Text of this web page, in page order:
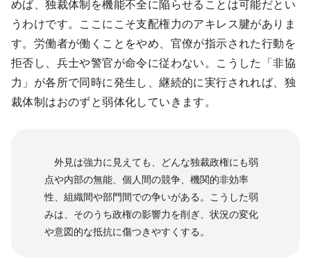
めば、独裁体制を機能不全に陥らせることは可能だとい
うわけです。ここにこそ支配権力のアキレス腱がありま
す。労働者が働くことをやめ、官僚が指示された行動を
拒否し、兵士や警官が命令に従わない。こうした「非協
力」が各所で同時に発生し、継続的に実行されれば、独
裁体制はおのずと弱体化していきます。
外見は強力に見えても、どんな独裁政権にも弱
点や内部の無能、個人間の競争、機関的非効率
性、組織間や部門間での争いがある。こうした弱
みは、そのうち政権の影響力を削ぎ、状況の変化
や意図的な抵抗に傷つきやすくする。